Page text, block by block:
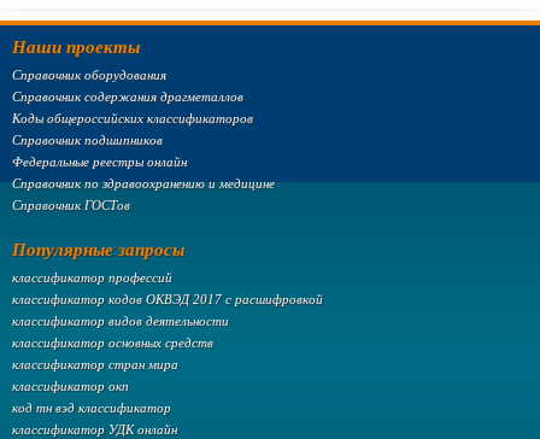
Наши проекты
Справочник оборудования
Справочник содержания драгметаллов
Коды общероссийских классификаторов
Справочник подшипников
Федеральные реестры онлайн
Справочник по здравоохранению и медицине
Справочник ГОСТов
Популярные запросы
классификатор профессий
классификатор кодов ОКВЭД 2017 с расшифровкой
классификатор видов деятельности
классификатор основных средств
классификатор стран мира
классификатор окп
код тн вэд классификатор
классификатор УДК онлайн